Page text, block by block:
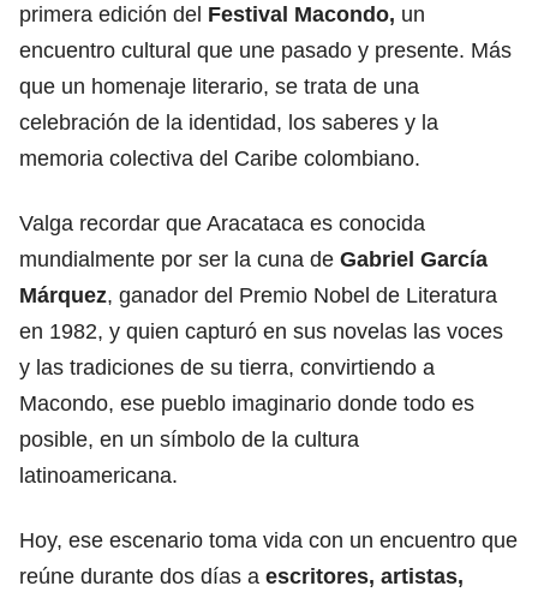
primera edición del Festival Macondo, un
encuentro cultural que une pasado y presente. Más
que un homenaje literario, se trata de una
celebración de la identidad, los saberes y la
memoria colectiva del Caribe colombiano.
Valga recordar que Aracataca es conocida
mundialmente por ser la cuna de Gabriel García
Márquez, ganador del Premio Nobel de Literatura
en 1982, y quien capturó en sus novelas las voces
y las tradiciones de su tierra, convirtiendo a
Macondo, ese pueblo imaginario donde todo es
posible, en un símbolo de la cultura
latinoamericana.
Hoy, ese escenario toma vida con un encuentro que
reúne durante dos días a escritores, artistas,